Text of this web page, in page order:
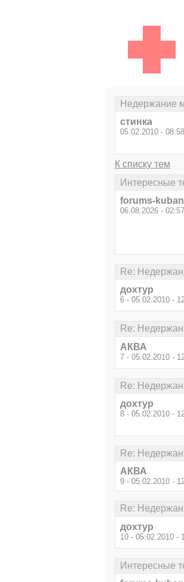
Недержание
стинка
05.02.2010 - 08:58
К списку тем
Интересные
forums-
06.08.2026 - 02:57
Re:
дохтур
6 - 05.02.2010 -
Re:
АКВА
7 - 05.02.2010 -
Re:
дохтур
8 - 05.02.2010 -
Re:
АКВА
9 - 05.02.2010 -
Re:
дохтур
10 - 05.02.2010 -
Интересные